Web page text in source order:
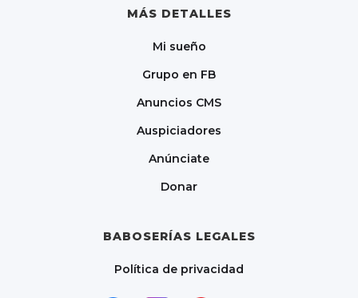
MÁS DETALLES
Mi sueño
Grupo en FB
Anuncios CMS
Auspiciadores
Anúnciate
Donar
BABOSERÍAS LEGALES
Política de privacidad